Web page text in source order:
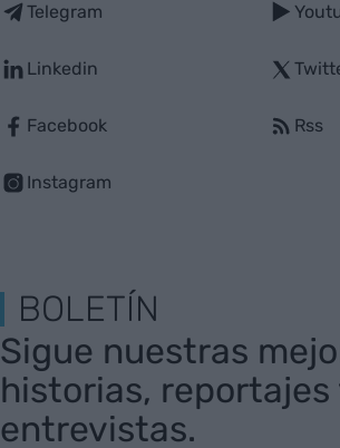
Telegram
Linkedin
Facebook
Instagram
Rss
BOLETÍN
Sigue nuestras
historias, reportajes
entrevistas.